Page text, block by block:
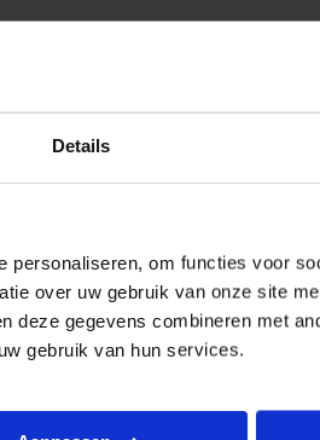
Details
om functies voor
over uw gebruik van onze site
deze gegevens combineren met
gebruik van hun services.